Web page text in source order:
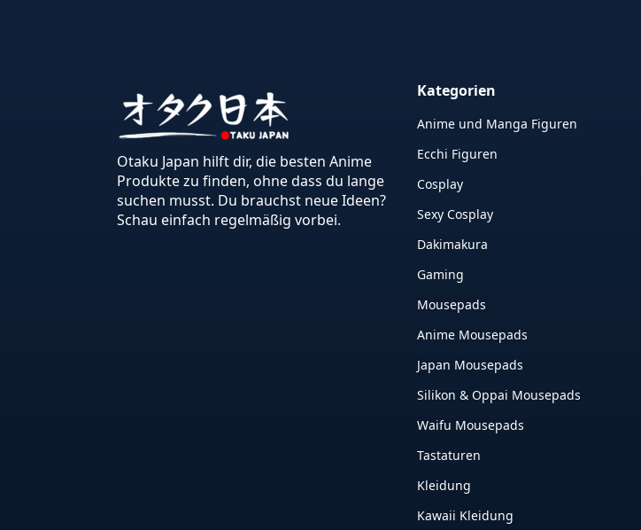
Otaku Japan hilft dir, die besten Anime
Produkte zu finden, ohne dass du lange
suchen musst. Du brauchst neue Ideen?
Schau einfach regelmäßig vorbei.
Kategorien
Anime und Manga Figuren
Ecchi Figuren
Cosplay
Sexy Cosplay
Dakimakura
Gaming
Mousepads
Anime Mousepads
Japan Mousepads
Silikon & Oppai Mousepads
Waifu Mousepads
Tastaturen
Kleidung
Kawaii Kleidung